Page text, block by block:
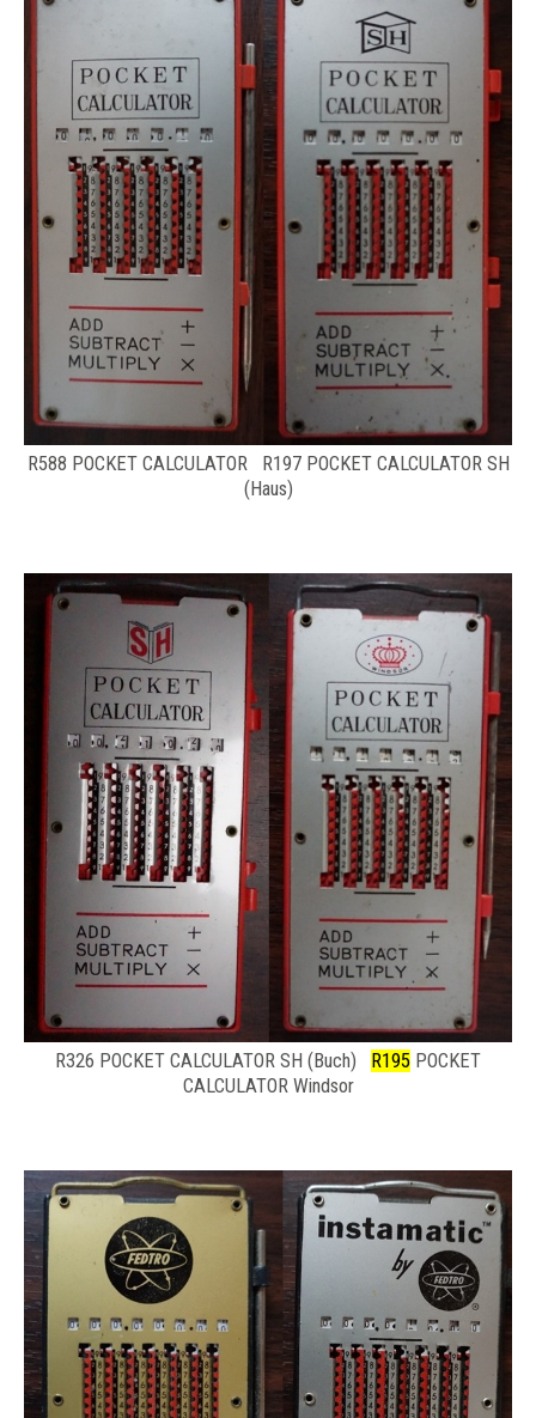
R588 POCKET CALCULATOR R197 POCKET CALCULATOR SH
(Haus)
R326 POCKET CALCULATOR SH (Buch) R195 POCKET
CALCULATOR Windsor